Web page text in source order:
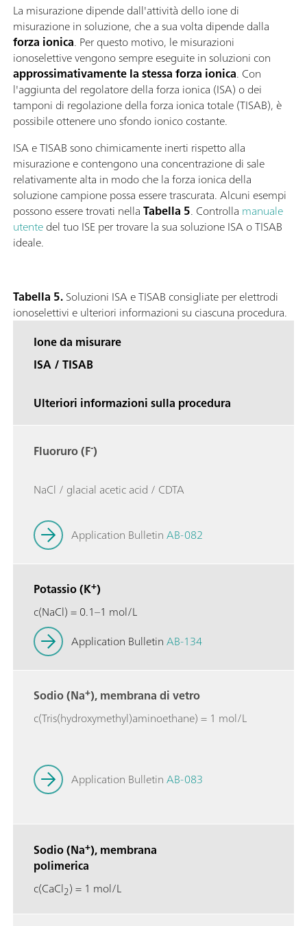
La misurazione dipende dall'attività dello ione di
misurazione in soluzione, che a sua volta dipende dalla
forza ionica. Per questo motivo, le misurazioni
ionoselettive vengono sempre eseguite in soluzioni con
approssimativamente la stessa forza ionica. Con
l'aggiunta del regolatore della forza ionica (ISA) o dei
tamponi di regolazione della forza ionica totale (TISAB), è
possibile ottenere uno sfondo ionico costante.
ISA e TISAB sono chimicamente inerti rispetto alla
misurazione e contengono una concentrazione di sale
relativamente alta in modo che la forza ionica della
soluzione campione possa essere trascurata. Alcuni esempi
possono essere trovati nellaTabella 5. Controlla manuale
utentedel tuo ISE per trovare la sua soluzione ISA o TISAB
ideale.
Tabella 5.Soluzioni ISA e TISAB consigliate per elettrodi
ionoselettivi e ulteriori informazioni su ciascuna procedura.
Ione da misurare
ISA / TISAB
Ulteriori informazioni sulla procedura
Fluoruro (F-)
NaCl / glacial acetic acid / CDTA
Application BulletinAB-082
Potassio (K+)
c(NaCl) = 0.1–1 mol/L
Application BulletinAB-134
Sodio (Na+), membrana di vetro
c(Tris(hydroxymethyl)aminoethane) = 1 mol/L
Application BulletinAB-083
Sodio (Na+), membrana
polimerica
c(CaCl2) = 1 mol/L